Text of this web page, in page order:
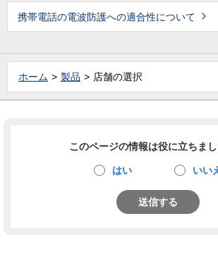
携帯電話の電波防護への適合性について
ホーム 製品 店舗の選択
このページの情報は役に立ちまし
はい いい
送信する